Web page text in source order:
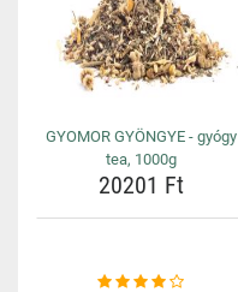
GYOMOR GYÖNGYE - gyógy
tea, 1000g
20201 Ft